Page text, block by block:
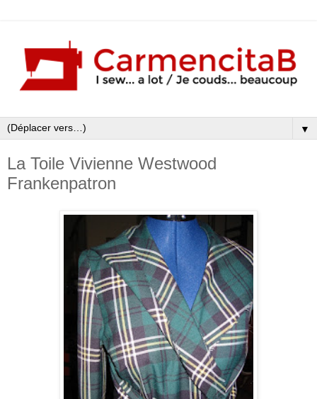
▼
La Toile Vivienne Westwood
Frankenpatron